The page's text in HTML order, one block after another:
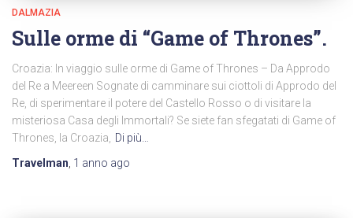
DALMAZIA
Sulle orme di “Game of Thrones”.
Croazia: In viaggio sulle orme di Game of Thrones – Da Approdo
del Re a Meereen Sognate di camminare sui ciottoli di Approdo del
Re, di sperimentare il potere del Castello Rosso o di visitare la
misteriosa Casa degli Immortali? Se siete fan sfegatati di Game of
Thrones, la Croazia,
Di più…
Travelman 1 anno ago